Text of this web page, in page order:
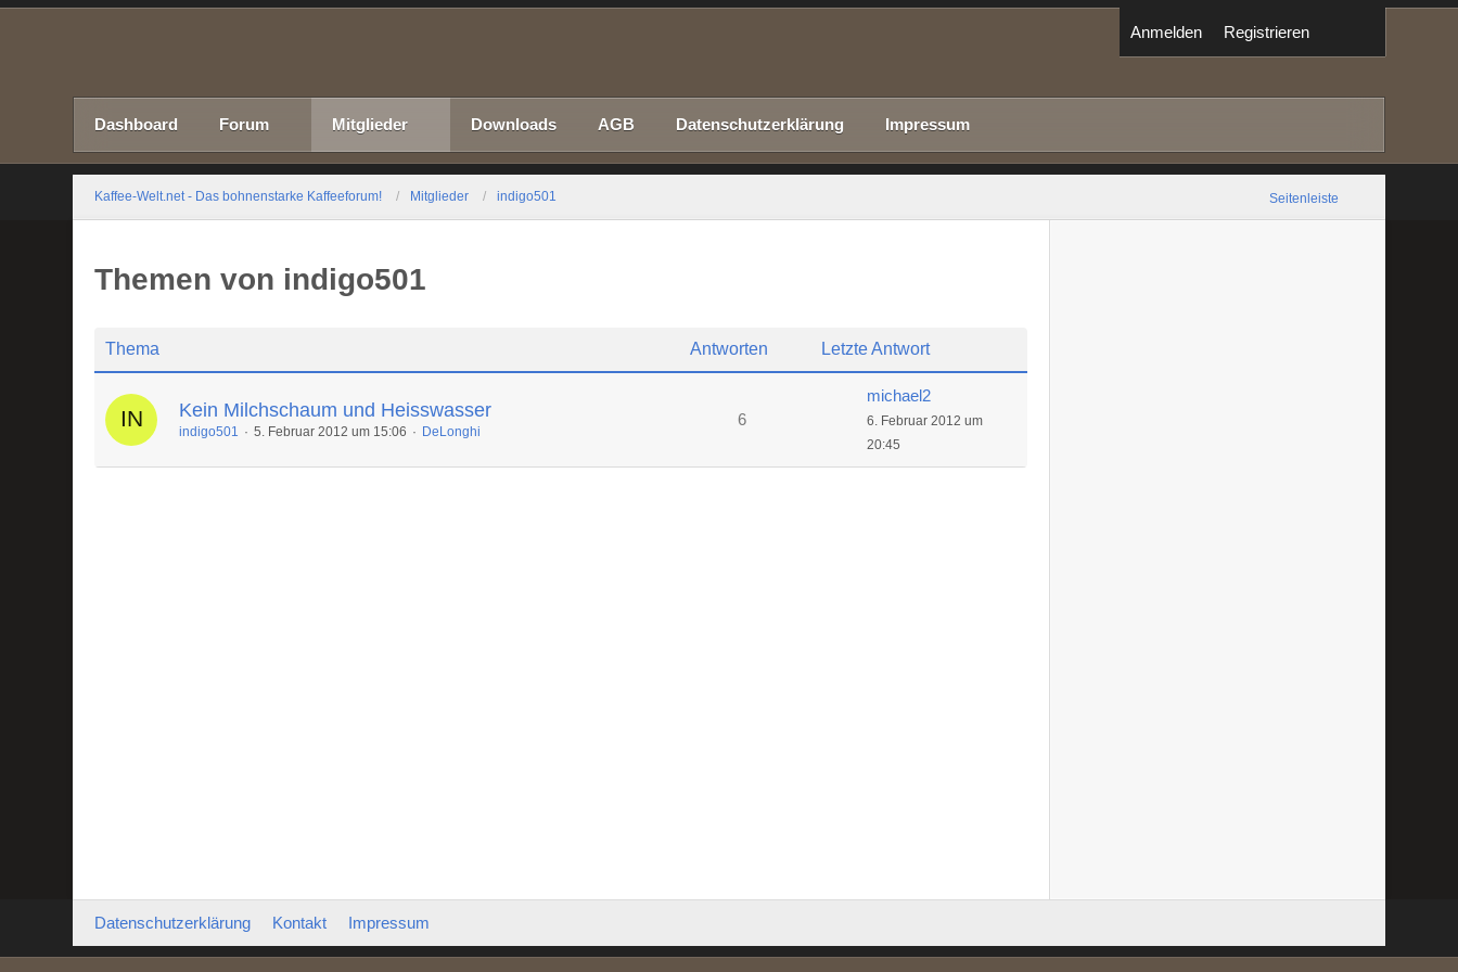
Anmelden Registrieren
Dashboard Forum Mitglieder Downloads AGB Datenschutzerklärung Impressum
Kaffee-Welt.net - Das bohnenstarke Kaffeeforum! Mitglieder indigo501 Seitenleiste
Themen von indigo501
Thema Antworten Letzte Antwort
Kein Milchschaum und Heisswasser
indigo501 5. Februar 2012 um 15:06 DeLonghi
6
michael2
6. Februar 2012 um
20:45
Datenschutzerklärung Kontakt Impressum